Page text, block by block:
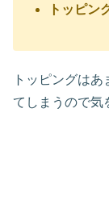
トッピン
トッピングは
てしまうので気